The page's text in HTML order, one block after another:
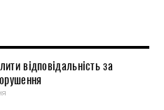
відповідальність за